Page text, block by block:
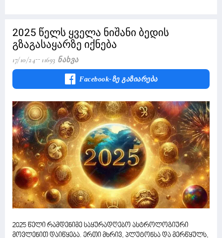
2025 წელს ყველა ნიშანი ბედის
გზაგასაყარზე იქნება
17/10/24 11693 Ნახვა
Facebook-Ზე Გაზიარება
2025 წელი რამდენიმე საყურადღებო ასტროლოგიური
მოვლენით დაიწყება. ერთი მხრივ, პლუტონსა და მერწყულს,